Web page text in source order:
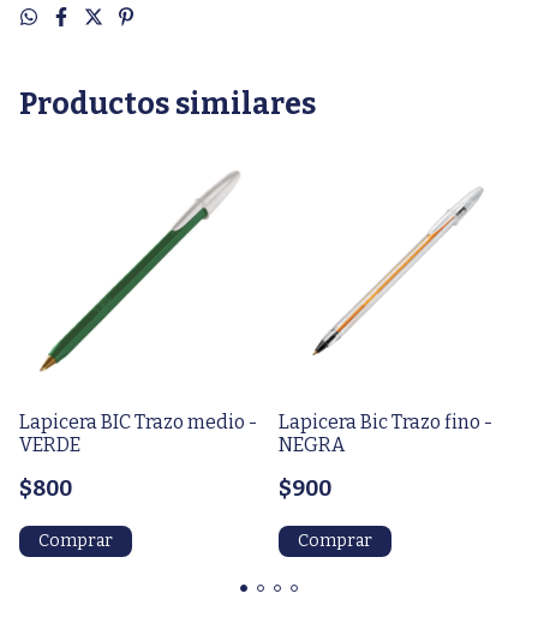
Productos similares
Lapicera BIC Trazo medio -
VERDE
$800
Lapicera Bic Trazo fino -
NEGRA
$900